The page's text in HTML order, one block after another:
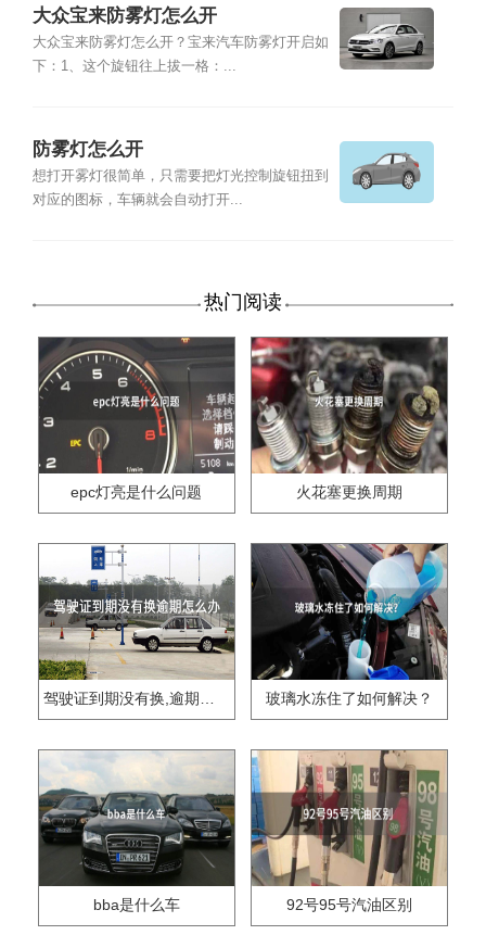
大众宝来防雾灯怎么开
大众宝来防雾灯怎么开？宝来汽车防雾灯开启如
下：1、这个旋钮往上拔一格：...
防雾灯怎么开
想打开雾灯很简单，只需要把灯光控制旋钮扭到
对应的图标，车辆就会自动打开...
热门阅读
epc灯亮是什么问题 火花塞更换周期
驾驶证到期没有换,逾期怎么办?? 玻璃水冻住了如何解决？
bba是什么车 92号95号汽油区别